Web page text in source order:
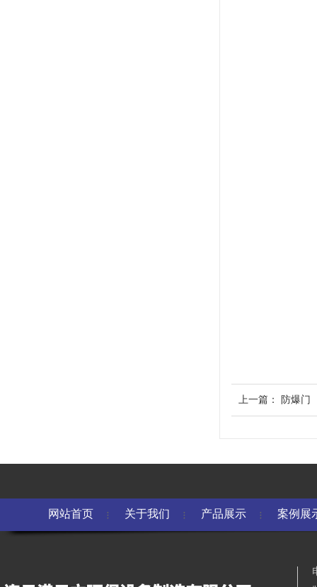
上一篇： 防爆门
网站首页 关于我们 产品展示 案例展